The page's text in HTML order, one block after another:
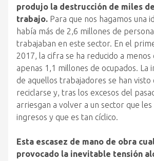
produjo la destrucción de miles
trabajo. Para que nos hagamos una
había más de 2,6 millones de
trabajaban en este sector. En el
2017, la cifra se ha reducido a menos
apenas 1,1 millones de ocupados. La
de aquellos trabajadores se han visto
reciclarse y, tras los excesos del
arriesgan a volver a un sector que
ingresos y que es tan cíclico.
Esta escasez de mano de obra
provocado la inevitable tensión